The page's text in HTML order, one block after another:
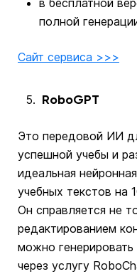
в бесплатной
полной
Сайт сервиса >>>
RoboGPT
Это передовой ИИ
успешной учебы и
идеальная
учебных текстов на
Он справляется не
редактированием
можно
через услугу